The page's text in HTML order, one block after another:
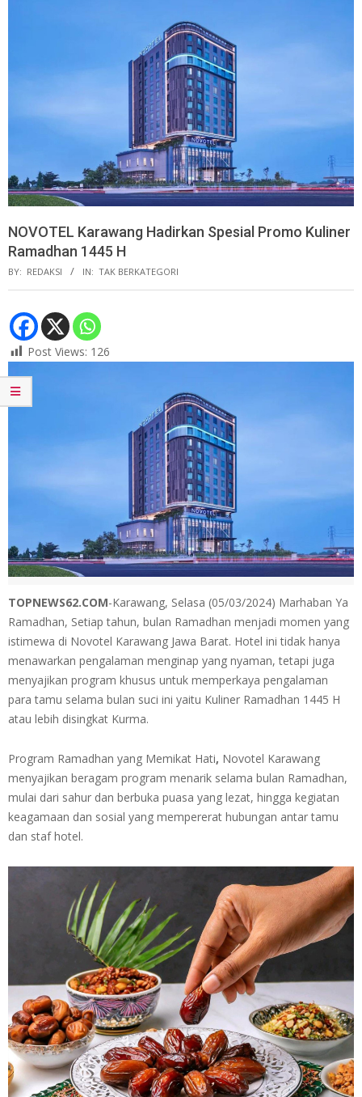
NOVOTEL Karawang Hadirkan Spesial Promo Kuliner
Ramadhan 1445 H
BY: REDAKSI IN: TAK BERKATEGORI
Post Views: 126
TOPNEWS62.COM-Karawang, Selasa (05/03/2024) Marhaban Ya
Ramadhan, Setiap tahun, bulan Ramadhan menjadi momen yang
istimewa di Novotel Karawang Jawa Barat. Hotel ini tidak hanya
menawarkan pengalaman menginap yang nyaman, tetapi juga
menyajikan program khusus untuk memperkaya pengalaman
para tamu selama bulan suci ini yaitu Kuliner Ramadhan 1445 H
atau lebih disingkat Kurma.
Program Ramadhan yang Memikat Hati, Novotel Karawang
menyajikan beragam program menarik selama bulan Ramadhan,
mulai dari sahur dan berbuka puasa yang lezat, hingga kegiatan
keagamaan dan sosial yang mempererat hubungan antar tamu
dan staf hotel.